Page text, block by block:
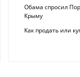
Обама спросил
Крыму
Как продать или